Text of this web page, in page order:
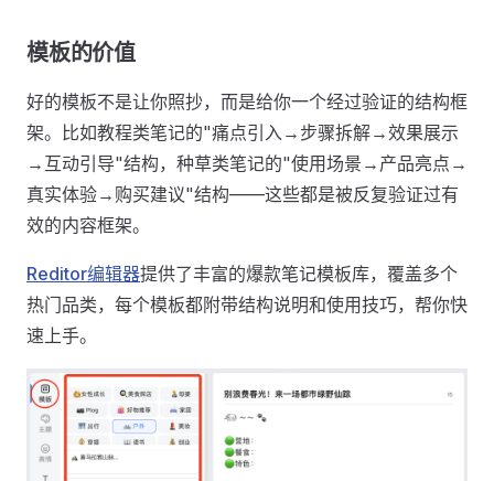
模板的价值
好的模板不是让你照抄，而是给你一个经过验证的结构框
架。比如教程类笔记的"痛点引入→步骤拆解→效果展示
→互动引导"结构，种草类笔记的"使用场景→产品亮点→
真实体验→购买建议"结构——这些都是被反复验证过有
效的内容框架。
Reditor编辑器提供了丰富的爆款笔记模板库，覆盖多个
热门品类，每个模板都附带结构说明和使用技巧，帮你快
速上手。